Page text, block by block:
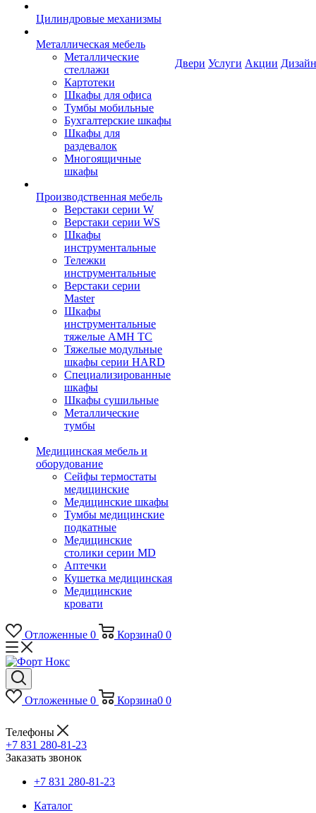
Цилиндровые механизмы
Металлическая мебель
Металлические
стеллажи
Картотеки
Шкафы для офиса
Тумбы мобильные
Бухгалтерские шкафы
Шкафы для
раздевалок
Многоящичные
шкафы
Производственная мебель
Верстаки серии W
Верстаки серии WS
Шкафы
инструментальные
Тележки
инструментальные
Верстаки серии
Master
Шкафы
инструментальные
тяжелые AMH TC
Тяжелые модульные
шкафы серии HARD
Cпециализированные
шкафы
Шкафы сушильные
Металлические
тумбы
Медицинская мебель и
оборудование
Сейфы термостаты
медицинские
Медицинские шкафы
Тумбы медицинские
подкатные
Медицинские
столики серии MD
Аптечки
Кушетка медицинская
Медицинские
кровати
Двери Услуги Акции
Отложенные 0 Корзина0 0
Отложенные 0 Корзина0 0
Телефоны
+7 831 280-81-23
Заказать звонок
+7 831 280-81-23
Каталог